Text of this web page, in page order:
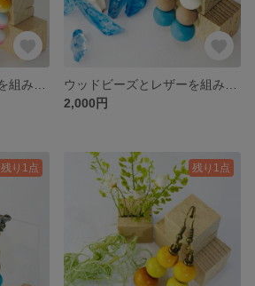
2,000円
残り1点 残り1点